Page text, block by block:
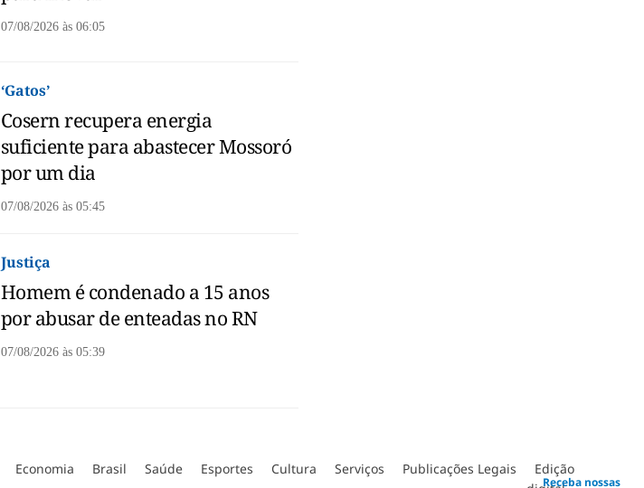
Receba nossas
07/08/2026 às06:05
‘Gatos’
Cosern recupera energia
suficiente para abastecer Mossoró
por um dia
07/08/2026 às05:45
Justiça
Homem é condenado a 15 anos
por abusar de enteadas no RN
07/08/2026 às05:39
Economia Brasil Saúde Esportes Cultura Serviços Publicações Legais
Edição